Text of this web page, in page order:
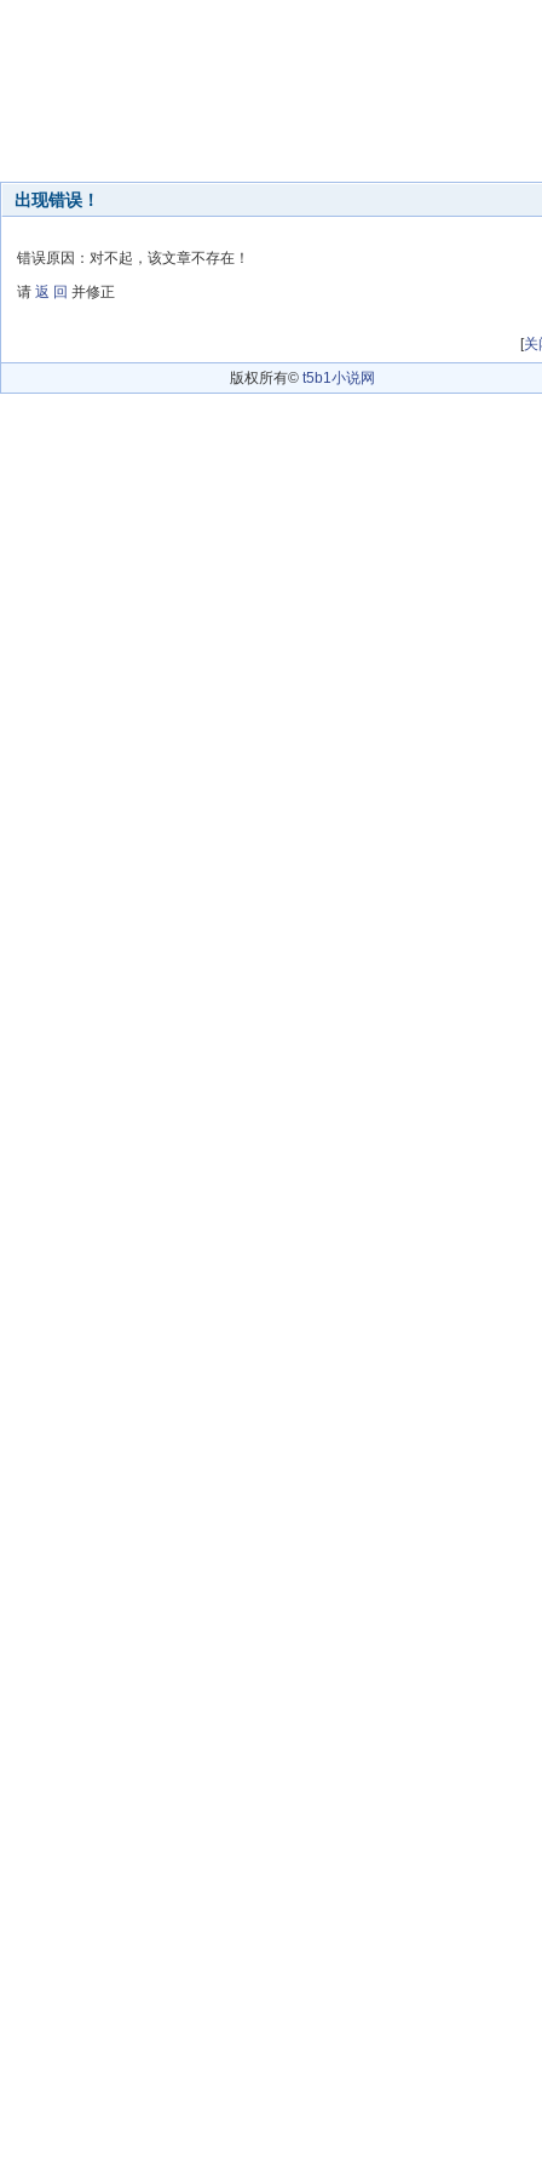
出现错误！
错误原因：对不起，该文章不存在！
请 返 回 并修正
[关
版权所有© t5b1小说网